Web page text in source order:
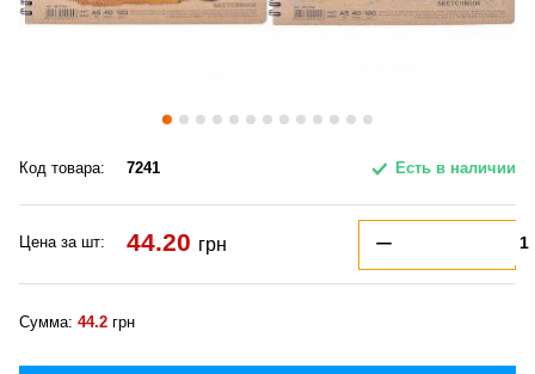
Код товара: 7241 Есть в наличии
Цена за шт: 44.20 грн
Сумма: 44.2 грн